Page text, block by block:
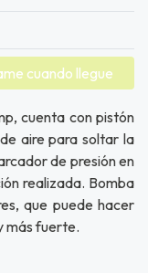
cuando llegue
cuenta con pistón
aire para soltar la
de presión en
realizada. Bomba
que puede hacer
más fuerte.